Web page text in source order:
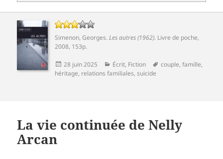
Simenon, Georges.Les autres (1962). Livre de poche,
2008, 153p.
Publié
le
28 juin 2025 Catégories
Écrit, Fiction
Mots-
couple,famille,
héritage, relations familiales,suicide
La vie continuée de Nelly
Arcan